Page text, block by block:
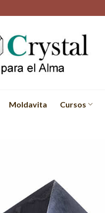
Moldavita Cursos